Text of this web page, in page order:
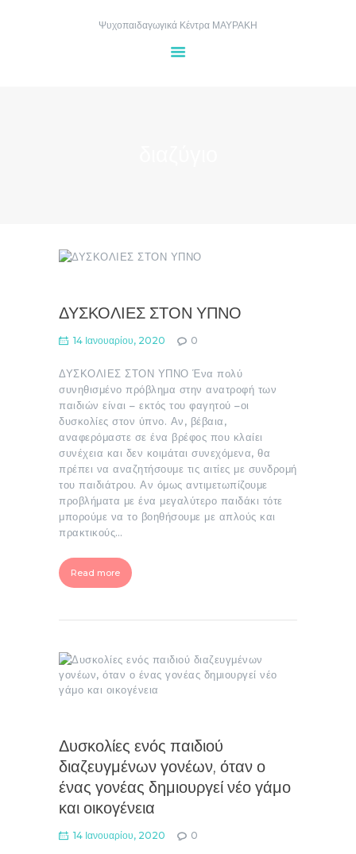
Ψυχοπαιδαγωγικά Κέντρα ΜΑΥΡΑΚΗ
ΡΑΝΤΕΒΟΎ
ΔΥΣΚΟΛΙΕΣ ΣΤΟΝ ΥΠΝΟ
14 Ιανουαρίου, 2020 0
ΔΥΣΚΟΛΙΕΣ ΣΤΟΝ ΥΠΝΟ Ένα πολύ
συνηθισμένο πρόβλημα στην ανατροφή των
παιδιών είναι – εκτός του φαγητού –οι
δυσκολίες στον ύπνο. Αν, βέβαια,
αναφερόμαστε σε ένα βρέφος που κλαίει
συνέχεια και δεν κοιμάται συνεχόμενα, θα
πρέπει να αναζητήσουμε τις αιτίες με συνδρομή
του παιδιάτρου. Αν όμως αντιμετωπίζουμε
προβλήματα με ένα μεγαλύτερο παιδάκι τότε
μπορούμε να το βοηθήσουμε με απλούς και
πρακτικούς…
Read more
Δυσκολίες ενός παιδιού
διαζευγμένων γονέων, όταν ο
ένας γονέας δημιουργεί νέο γάμο
και οικογένεια
14 Ιανουαρίου, 2020 0